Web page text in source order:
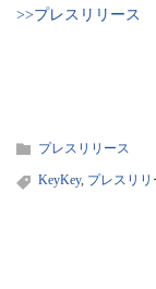
>>プレスリリース
プレスリリース
KeyKey, プレスリリ